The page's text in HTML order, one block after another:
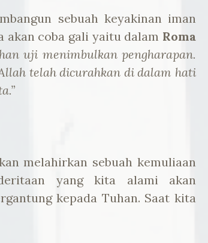
sebuah keyakinan iman
akan coba gali yaitu dalam Roma
uji menimbulkan pengharapan.
telah dicurahkan di dalam hati
melahirkan sebuah kemuliaan
yang kita alami akan
kepada Tuhan. Saat kita